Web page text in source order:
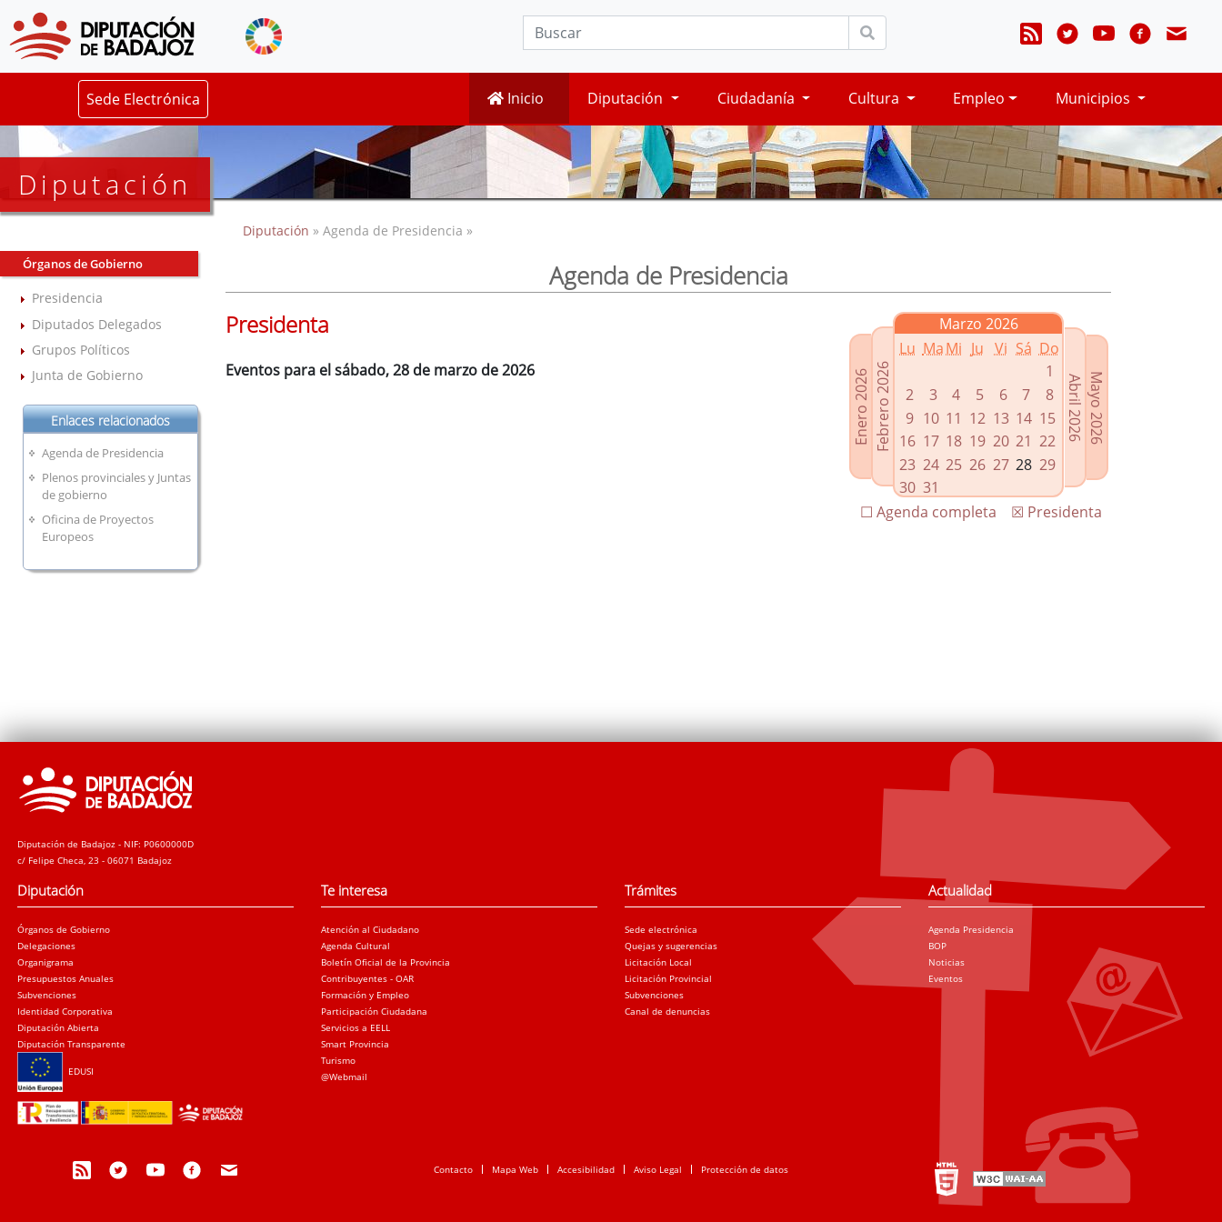
Sede Electrónica Inicio Diputación Ciudadanía Cultura Empleo Municipios
Diputación
Órganos de Gobierno
Presidencia
Diputados Delegados
Grupos Políticos
Junta de Gobierno
Enlaces relacionados
Agenda de Presidencia
Plenos provinciales y Juntas
de gobierno
Oficina de Proyectos
Europeos
Diputación » Agenda de Presidencia »
Agenda de Presidencia
Enero 2026Febrero 2026
Marzo 2026
Lu MaMi Ju Vi Sá Do
1
2
3 4 5 6 7
8
9 10 11 12 13 14 15
16 17 18 19 20 21 22
23 24 25 26 27 28 29
30 31
Mayo 2026
Abril 2026
☒ Presidenta
☐ Agenda completa
Presidenta
Eventos para el sábado, 28 de marzo de 2026
Diputación de Badajoz - NIF: P0600000D
c/ Felipe Checa, 23 - 06071 Badajoz
Diputación
Órganos de Gobierno
Delegaciones
Organigrama
Presupuestos Anuales
Subvenciones
Identidad Corporativa
Diputación Abierta
Diputación Transparente
EDUSI
Te interesa
Atención al Ciudadano
Agenda Cultural
Boletín Oficial de la Provincia
Contribuyentes - OAR
Formación y Empleo
Participación Ciudadana
Servicios a EELL
Smart Provincia
Turismo
@Webmail
Trámites
Sede electrónica
Quejas y sugerencias
Licitación Local
Licitación Provincial
Subvenciones
Canal de denuncias
Actualidad
Agenda Presidencia
BOP
Noticias
Eventos
Contacto Mapa Web Accesibilidad Aviso Legal Protección de datos